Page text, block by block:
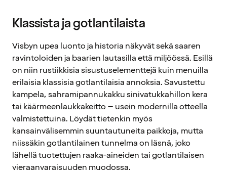
Klassista ja gotlantilaista
Visbyn upea luonto ja historia näkyvät sekä saaren
ravintoloiden ja baarien lautasilla että miljöössä. Esillä
on niin rustiikkisia sisustuselementtejä kuin menuilla
erilaisia klassisia gotlantilaisia annoksia. Savustettu
kampela, sahramipannukakku sinivatukkahillon kera
tai käärmeenlaukkakeitto – usein modernilla otteella
valmistettuina. Löydät tietenkin myös
kansainvälisemmin suuntautuneita paikkoja, mutta
niissäkin gotlantilainen tunnelma on läsnä, joko
lähellä tuotettujen raaka-aineiden tai gotlantilaisen
vieraanvaraisuuden muodossa.